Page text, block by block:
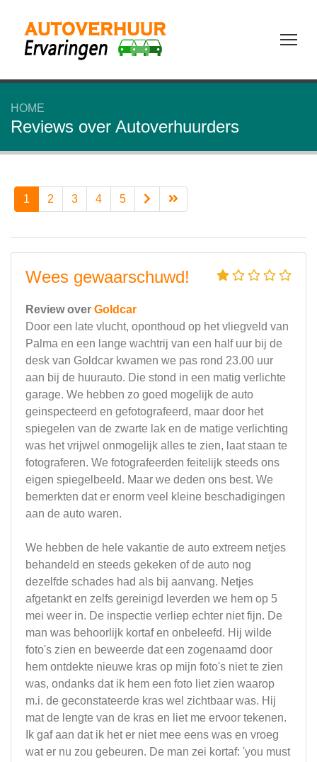
HOME
Reviews over Autoverhuurders
1 2 3 4 5
Wees gewaarschuwd!
Review over Goldcar
Door een late vlucht, oponthoud op het vliegveld van
Palma en een lange wachtrij van een half uur bij de
desk van Goldcar kwamen we pas rond 23.00 uur
aan bij de huurauto. Die stond in een matig verlichte
garage. We hebben zo goed mogelijk de auto
geinspecteerd en gefotografeerd, maar door het
spiegelen van de zwarte lak en de matige verlichting
was het vrijwel onmogelijk alles te zien, laat staan te
fotograferen. We fotografeerden feitelijk steeds ons
eigen spiegelbeeld. Maar we deden ons best. We
bemerkten dat er enorm veel kleine beschadigingen
aan de auto waren.
We hebben de hele vakantie de auto extreem netjes
behandeld en steeds gekeken of de auto nog
dezelfde schades had als bij aanvang. Netjes
afgetankt en zelfs gereinigd leverden we hem op 5
mei weer in. De inspectie verliep echter niet fijn. De
man was behoorlijk kortaf en onbeleefd. Hij wilde
foto's zien en beweerde dat een zogenaamd door
hem ontdekte nieuwe kras op mijn foto's niet te zien
was, ondanks dat ik hem een foto liet zien waarop
m.i. de geconstateerde kras wel zichtbaar was. Hij
mat de lengte van de kras en liet me ervoor tekenen.
Ik gaf aan dat ik het er niet mee eens was en vroeg
wat er nu zou gebeuren. De man zei kortaf: 'you must